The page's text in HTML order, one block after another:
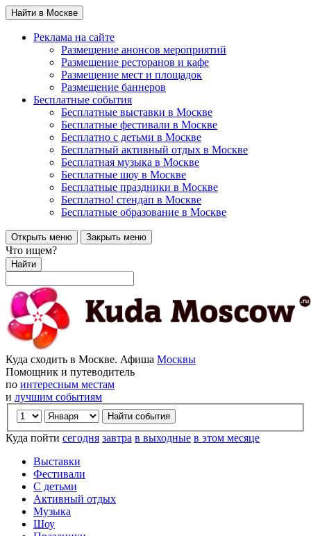
Найти в Москве
Реклама на сайте
Размещение анонсов мероприятий
Размещение ресторанов и кафе
Размещение мест и площадок
Размещение баннеров
Бесплатные события
Бесплатные выставки в Москве
Бесплатные фестивали в Москве
Бесплатно с детьми в Москве
Бесплатный активный отдых в Москве
Бесплатная музыка в Москве
Бесплатные шоу в Москве
Бесплатные праздники в Москве
Бесплатно! стендап в Москве
Бесплатные образование в Москве
Открыть меню Закрыть меню
Что ищем?
Найти
Куда сходить в Москве. Афиша Москвы
Помощник и путеводитель
по интересным местам
и лучшим событиям
Куда пойти сегодня завтра в выходные в этом месяце
Выставки
Фестивали
С детьми
Активный отдых
Музыка
Шоу